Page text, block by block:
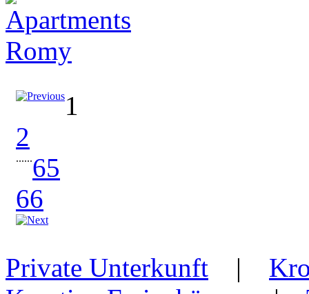
1
2
......65
66
Private Unterkunft |